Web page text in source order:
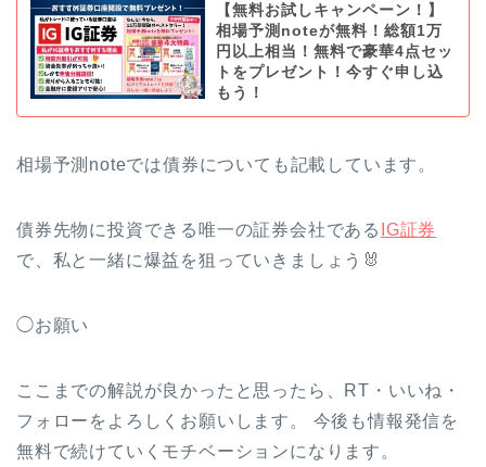
【無料お試しキャンペーン！】
相場予測noteが無料！総額1万
円以上相当！無料で豪華4点セッ
トをプレゼント！今すぐ申し込
もう！
相場予測noteでは債券についても記載しています。
債券先物に投資できる唯一の証券会社である IG証券
で、私と一緒に爆益を狙っていきましょう🐰
◯お願い
ここまでの解説が良かったと思ったら、RT・いいね・
フォローをよろしくお願いします。 今後も情報発信を
無料で続けていくモチベーションになります。